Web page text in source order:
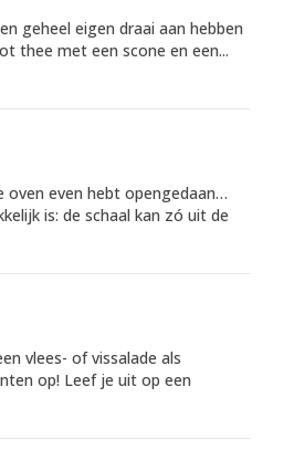
geheel eigen draai aan hebben
thee met een scone en een...
oven even hebt opengedaan…
is: de schaal kan zó uit de
vlees- of vissalade als
op! Leef je uit op een